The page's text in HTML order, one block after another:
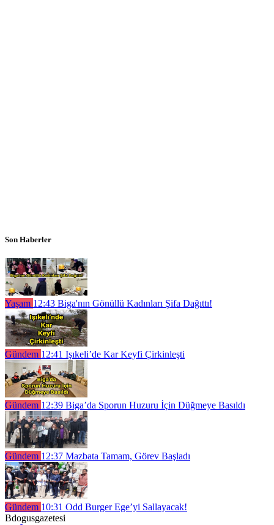
Son Haberler
Yaşam 12:43 Biga'nın Gönüllü Kadınları Şifa Dağıttı!
Gündem 12:41 Işıkeli’de Kar Keyfi Çirkinleşti
Gündem 12:39 Biga’da Sporun Huzuru İçin Düğmeye Basıldı
Gündem 12:37 Mazbata Tamam, Görev Başladı
Gündem 10:31 Odd Burger Ege’yi Sallayacak!
Bdogusgazetesi